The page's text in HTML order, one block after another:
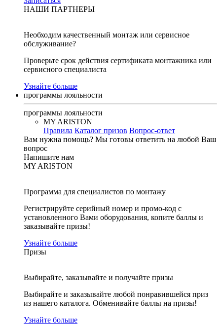
НАШИ ПАРТНЕРЫ
Необходим качественный монтаж или сервисное
обслуживание?
Проверьте срок действия сертификата монтажника или
сервисного специалиста
Узнайте больше
программы лояльности
программы лояльности
MY ARISTON
Правила Каталог призов Вопрос-ответ
Вам нужна помощь? Мы готовы ответить на любой Ваш
вопрос
Напишите нам
MY ARISTON
Программа для специалистов по монтажу
Регистрируйте серийный номер и промо-код с
установленного Вами оборудования, копите баллы и
заказывайте призы!
Узнайте больше
Призы
Выбирайте, заказывайте и получайте призы
Выбирайте и заказывайте любой понравившейся приз
из нашего каталога. Обменивайте баллы на призы!
Узнайте больше